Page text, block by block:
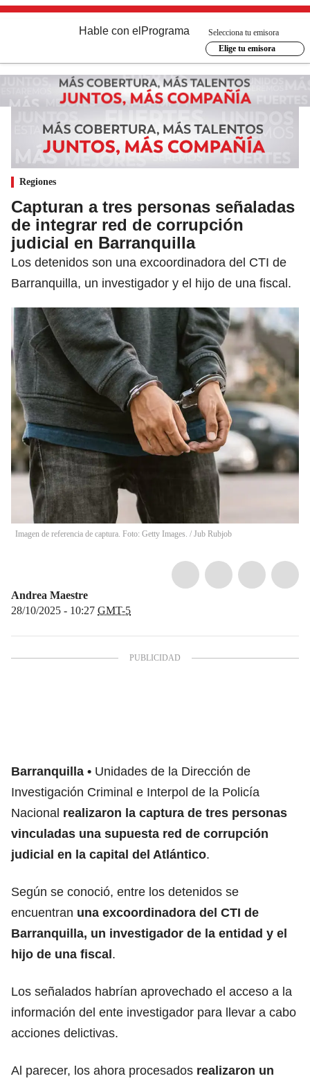
Hable con el Programa
Selecciona tu emisora
Elige tu emisora
Regiones
Capturan a tres personas señaladas
de integrar red de corrupción
judicial en Barranquilla
Los detenidos son una excoordinadora del CTI de
Barranquilla, un investigador y el hijo de una fiscal.
Imagen de referencia de captura. Foto: Getty Images. / Jub Rubjob
Andrea Maestre
28/10/2025 - 10:27 GMT-5
Barranquilla
Unidades de la Dirección de
Investigación Criminal e Interpol de la Policía
Nacional realizaron la captura de tres personas
vinculadas una supuesta red de corrupción
judicial en la capital del Atlántico.
Según se conoció, entre los detenidos se
encuentran una excoordinadora del CTI de
Barranquilla, un investigador de la entidad y el
hijo de una fiscal.
Los señalados habrían aprovechado el acceso a la
información del ente investigador para llevar a cabo
acciones delictivas.
Al parecer, los ahora procesados realizaron un